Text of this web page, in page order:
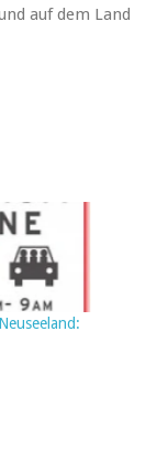
auf dem Land